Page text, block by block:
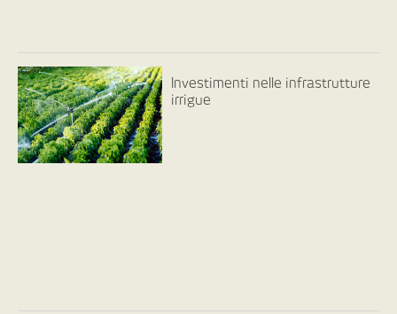
Investimenti nelle infrastrutture
irrigue